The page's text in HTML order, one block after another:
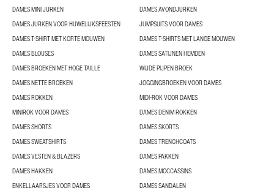
DAMES MINI JURKEN
DAMES AVONDJURKEN
DAMES JURKEN VOOR HUWELIJKSFEESTEN
JUMPSUITS VOOR DAMES
DAMES T-SHIRT MET KORTE MOUWEN
DAMES T-SHIRTS MET LANGE MOUWEN
DAMES BLOUSES
DAMES SATIJNEN HEMDEN
DAMES BROEKEN MET HOGE TAILLE
WIJDE PIJPEN BROEK
DAMES NETTE BROEKEN
JOGGINGBROEKEN VOOR DAMES
DAMES ROKKEN
MIDI-ROK VOOR DAMES
MINIROK VOOR DAMES
DAMES DENIM ROKKEN
DAMES SHORTS
DAMES SKORTS
DAMES SWEATSHIRTS
DAMES TRENCHCOATS
DAMES VESTEN & BLAZERS
DAMES PAKKEN
DAMES HAKKEN
DAMES MOCCASSINS
ENKELLAARSJES VOOR DAMES
DAMES SANDALEN